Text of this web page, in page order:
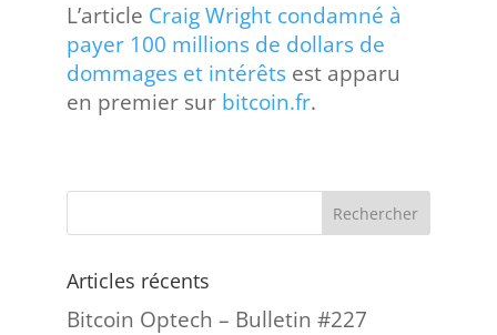
L’article Craig Wright condamné à
payer 100 millions de dollars de
dommages et intérêtsest apparu
en premier sur bitcoin.fr.
Articles récents
Bitcoin Optech – Bulletin #227